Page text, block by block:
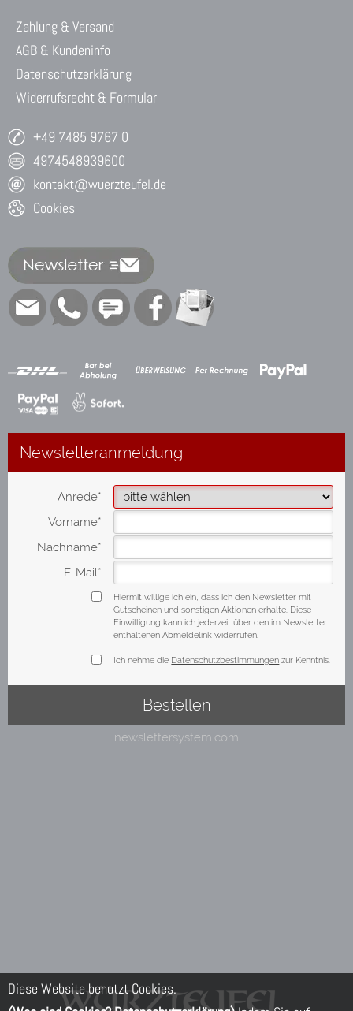
Diese Website benutzt Cookies.
Zahlung & Versand
AGB & Kundeninfo
Datenschutzerklärung
Widerrufsrecht & Formular
+49 7485 9767 0
4974548939600
kontakt@wuerzteufel.de
Cookies